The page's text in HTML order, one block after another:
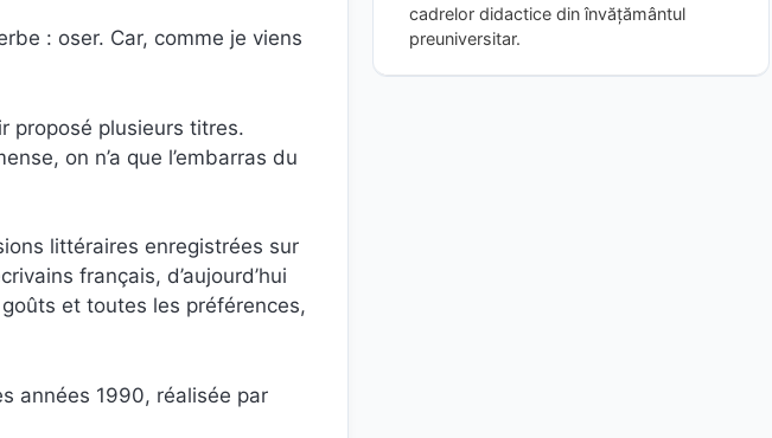
: oser. Car, comme je viens
proposé plusieurs titres.
on n’a que l’embarras du
littéraires enregistrées sur
français, d’aujourd’hui
et toutes les préférences,
années 1990, réalisée par
cadrelor didactice din învățământul
preuniversitar.